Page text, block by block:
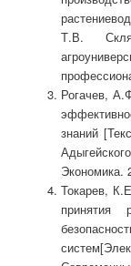
Т.В.
Рогачев,
знаний
Экономика.
Токарев,
принятия